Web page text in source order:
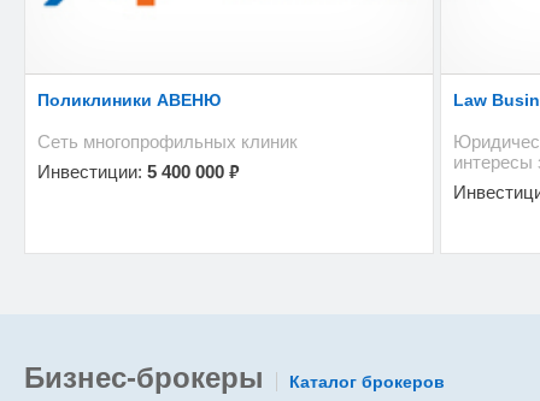
Поликлиники АВЕНЮ
Сеть многопрофильных клиник
Инвестиции: 5 400 000 ₽
Law
интересы
Бизнес-брокеры Каталог брокеров